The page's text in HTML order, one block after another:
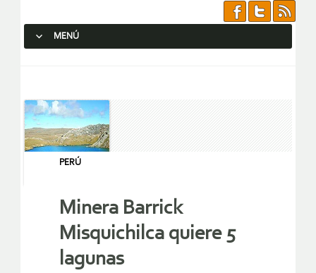
MENÚ
PERÚ
Minera Barrick
Misquichilca quiere 5
lagunas